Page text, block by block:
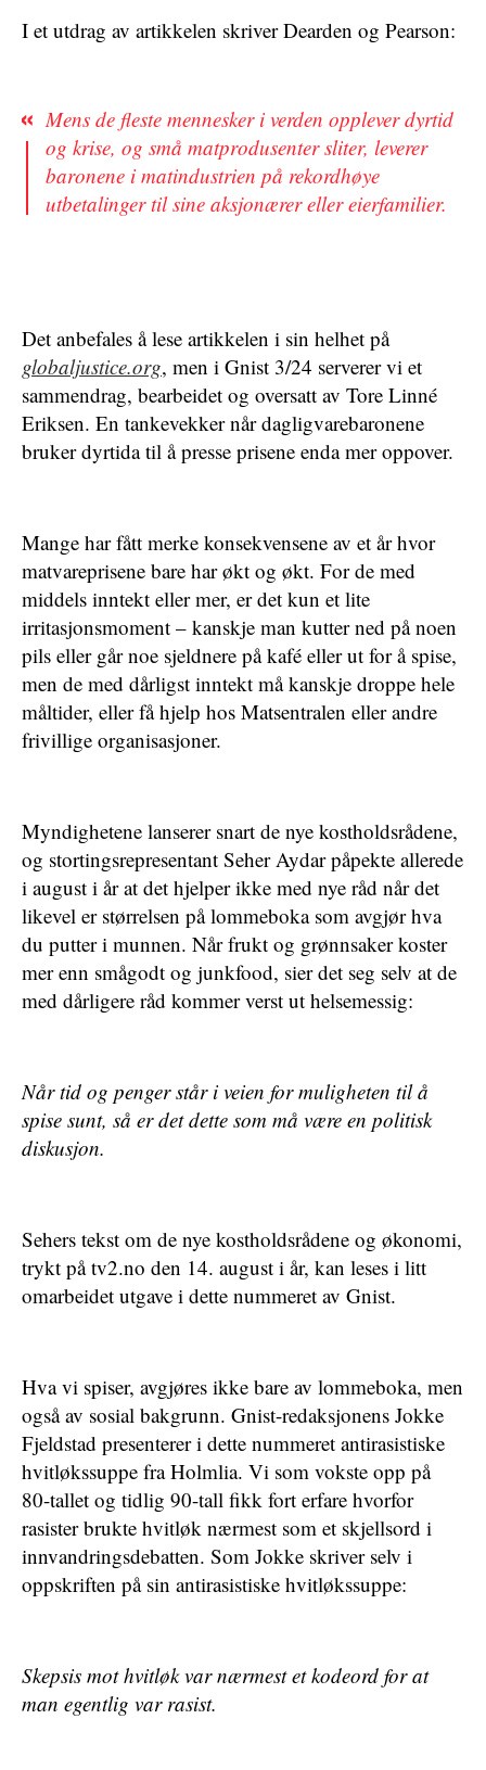
I et utdrag av artikkelen skriver Dearden og Pearson:
Mens de fleste mennesker i verden opplever dyrtid
og krise, og små matprodusenter sliter, leverer
baronene i matindustrien på rekordhøye
utbetalinger til sine aksjonærer eller eierfamilier.
Det anbefales å lese artikkelen i sin helhet på
globaljustice.org, men i Gnist 3/24 serverer vi et
sammendrag, bearbeidet og oversatt av Tore Linné
Eriksen. En tankevekker når dagligvarebaronene
bruker dyrtida til å presse prisene enda mer oppover.
Mange har fått merke konsekvensene av et år hvor
matvareprisene bare har økt og økt. For de med
middels inntekt eller mer, er det kun et lite
irritasjonsmoment – kanskje man kutter ned på noen
pils eller går noe sjeldnere på kafé eller ut for å spise,
men de med dårligst inntekt må kanskje droppe hele
måltider, eller få hjelp hos Matsentralen eller andre
frivillige organisasjoner.
Myndighetene lanserer snart de nye kostholdsrådene,
og stortingsrepresentant Seher Aydar påpekte allerede
i august i år at det hjelper ikke med nye råd når det
likevel er størrelsen på lommeboka som avgjør hva
du putter i munnen. Når frukt og grønnsaker koster
mer enn smågodt og junkfood, sier det seg selv at de
med dårligere råd kommer verst ut helsemessig:
Når tid og penger står i veien for muligheten til å
spise sunt, så er det dette som må være en politisk
diskusjon.
Sehers tekst om de nye kostholdsrådene og økonomi,
trykt på tv2.no den 14. august i år, kan leses i litt
omarbeidet utgave i dette nummeret av Gnist.
Hva vi spiser, avgjøres ikke bare av lommeboka, men
også av sosial bakgrunn. Gnist-redaksjonens Jokke
Fjeldstad presenterer i dette nummeret antirasistiske
hvitløkssuppe fra Holmlia. Vi som vokste opp på
80-tallet og tidlig 90-tall fikk fort erfare hvorfor
rasister brukte hvitløk nærmest som et skjellsord i
innvandringsdebatten. Som Jokke skriver selv i
oppskriften på sin antirasistiske hvitløkssuppe:
Skepsis mot hvitløk var nærmest et kodeord for at
man egentlig var rasist.